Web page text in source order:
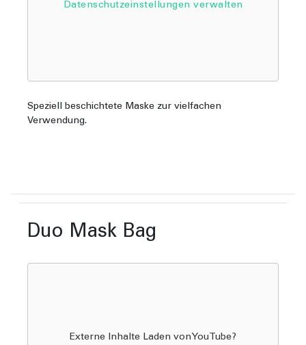
Datenschutzeinstellungen verwalten
Speziell beschichtete Maske zur vielfachen
Verwendung.
Duo Mask Bag
Externe Inhalte Laden von YouTube?